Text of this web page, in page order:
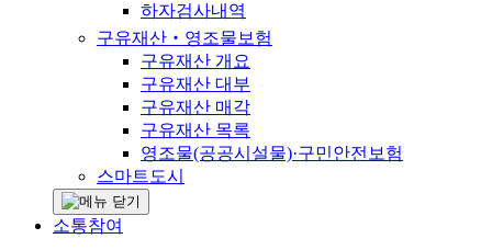
하자검사내역
구유재산‧영조물보험
구유재산 개요
구유재산 대부
구유재산 매각
구유재산 목록
영조물(공공시설물)·구민안전보험
스마트도시
소통참여